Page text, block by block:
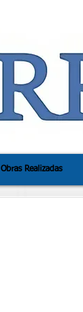
Obras Realizadas